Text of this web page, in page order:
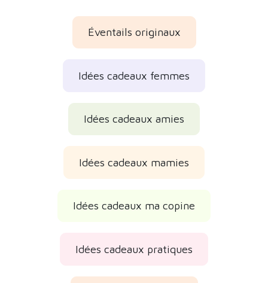
Éventails originaux
Idées cadeaux femmes
Idées cadeaux amies
Idées cadeaux mamies
Idées cadeaux ma copine
Idées cadeaux pratiques